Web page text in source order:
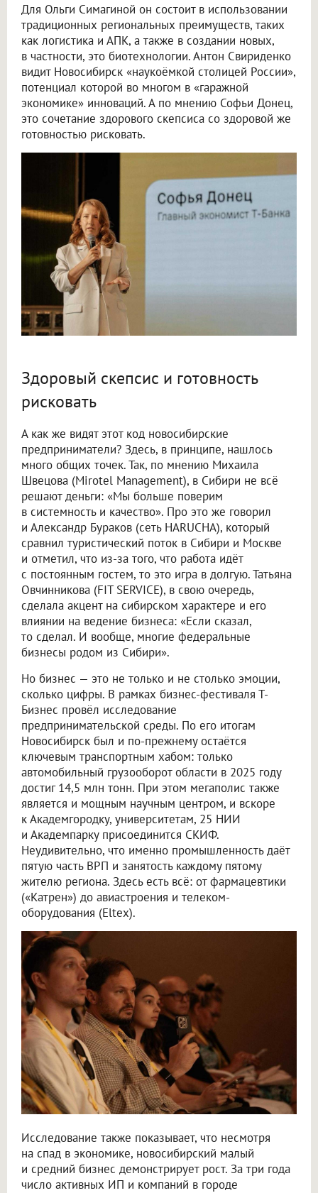
Для Ольги Симагиной он состоит в использовании
традиционных региональных преимуществ, таких
как логистика и АПК, а также в создании новых,
в частности, это биотехнологии. Антон Свириденко
видит Новосибирск «наукоёмкой столицей России»,
потенциал которой во многом в «гаражной
экономике» инноваций. А по мнению Софьи Донец,
это сочетание здорового скепсиса со здоровой же
готовностью рисковать.
Здоровый скепсис и готовность
рисковать
А как же видят этот код новосибирские
предприниматели? Здесь, в принципе, нашлось
много общих точек. Так, по мнению Михаила
Швецова (Mirotel Management), в Сибири не всё
решают деньги: «Мы больше поверим
в системность и качество». Про это же говорил
и Александр Бураков (сеть HARUCHA), который
сравнил туристический поток в Сибири и Москве
и отметил, что из-за того, что работа идёт
с постоянным гостем, то это игра в долгую. Татьяна
Овчинникова (FIT SERVICE), в свою очередь,
сделала акцент на сибирском характере и его
влиянии на ведение бизнеса: «Если сказал,
то сделал. И вообще, многие федеральные
бизнесы родом из Сибири».
Но бизнес — это не только и не столько эмоции,
сколько цифры. В рамках бизнес-фестиваля Т-
Бизнес провёл исследование
предпринимательской среды. По его итогам
Новосибирск был и по-прежнему остаётся
ключевым транспортным хабом: только
автомобильный грузооборот области в 2025 году
достиг 14,5 млн тонн. При этом мегаполис также
является и мощным научным центром, и вскоре
к Академгородку, университетам, 25 НИИ
и Академпарку присоединится СКИФ.
Неудивительно, что именно промышленность даёт
пятую часть ВРП и занятость каждому пятому
жителю региона. Здесь есть всё: от фармацевтики
(«Катрен») до авиастроения и телеком-
оборудования (Eltex).
Исследование также показывает, что несмотря
на спад в экономике, новосибирский малый
и средний бизнес демонстрирует рост. За три года
число активных ИП и компаний в городе